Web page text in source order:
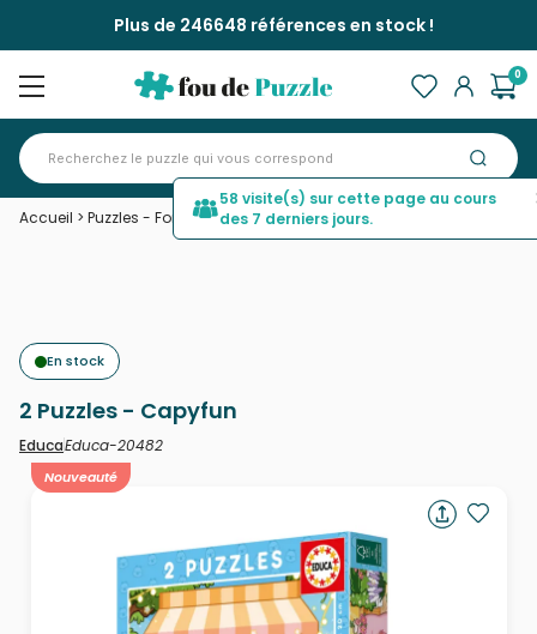
Plus de 246648 références en stock !
0
Accueil > Puzzles - Forêts, Fleurs et Jardins>2 Puzzles - Capyfun
En stock
2 Puzzles - Capyfun
EducaEduca-20482
Nouveauté
58 visite(s) sur cette page au cours
des 7 derniers jours.